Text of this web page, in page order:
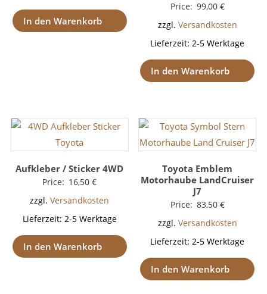
In den Warenkorb
Price: 99,00 €
zzgl. Versandkosten
Lieferzeit:2-5 Werktage
In den Warenkorb
Aufkleber / Sticker 4WD
Price: 16,50€
zzgl.Versandkosten
Lieferzeit: 2-5 Werktage
In den Warenkorb
Toyota Emblem
Motorhaube LandCruiser
J7
Price: 83,50 €
zzgl. Versandkosten
Lieferzeit:2-5 Werktage
In den Warenkorb